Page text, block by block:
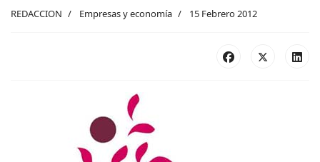
REDACCION Empresas y economía 15 Febrero 2012